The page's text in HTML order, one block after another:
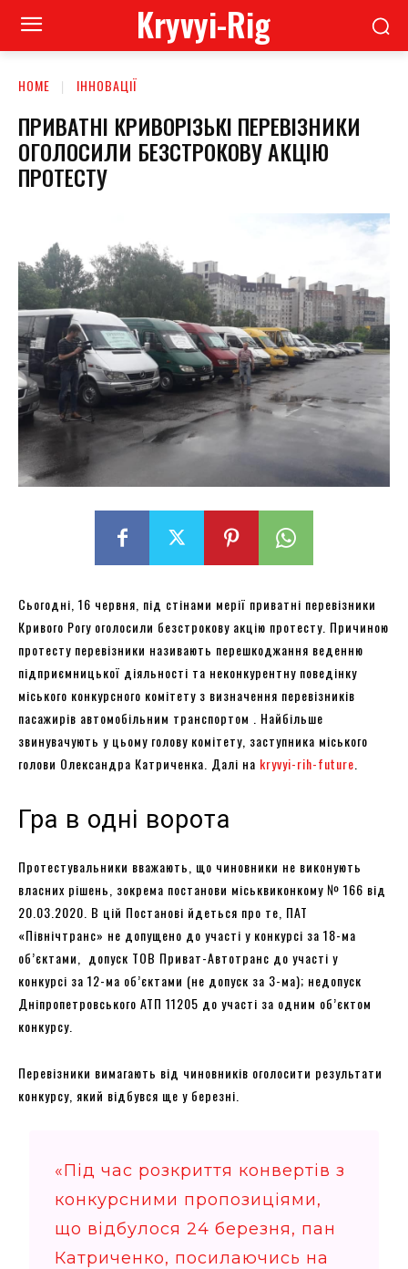
Kryvyi-Rig
HOME ІННОВАЦІЇ
ПРИВАТНІ КРИВОРІЗЬКІ ПЕРЕВІЗНИКИ
ОГОЛОСИЛИ БЕЗСТРОКОВУ АКЦІЮ
ПРОТЕСТУ
Сьогодні, 16 червня, під стінами мерії приватні перевізники
Кривого Рогу оголосили безстрокову акцію протесту. Причиною
протесту перевізники називають перешкоджання веденню
підприємницької діяльності та неконкурентну поведінку
міського конкурсного комітету з визначення перевізників
пасажирів автомобільним транспортом . Найбільше
звинувачують у цьому голову комітету, заступника міського
голови Олександра Катриченка. Далі на kryvyi-rih-future
Гра в одні ворота
Протестувальники вважають, що чиновники не виконують
власних рішень, зокрема постанови міськвиконкому № 166 від
20.03.2020. В цій Постанові йдеться про те, ПАТ
«Північтранс» не допущено до участі у конкурсі за 18-ма
об’єктами, допуск ТОВ Приват-Автотранс до участі у
конкурсі за 12-ма об’єктами (не допуск за 3-ма); недопуск
Дніпропетровського АТП 11205 до участі за одним об’єктом
конкурсу.
Перевізники вимагають від чиновників оголосити результати
конкурсу, який відбувся ще у березні.
«Під час розкриття конвертів з
конкурсними пропозиціями,
що відбулося 24 березня, пан
Катриченко, посилаючись на